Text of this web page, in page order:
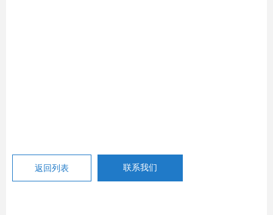
返回列表 联系我们